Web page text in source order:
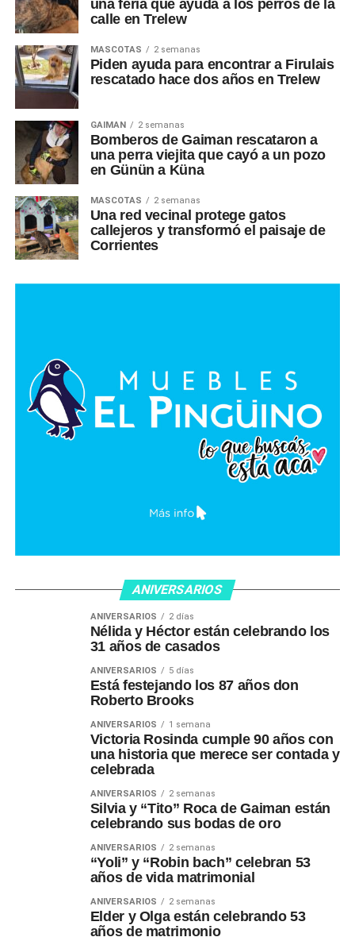
una feria que ayuda a los perros de la
calle en Trelew
MASCOTAS 2 semanas
Piden ayuda para encontrar a Firulais
rescatado hace dos años en Trelew
GAIMAN 2 semanas
Bomberos de Gaiman rescataron a
una perra viejita que cayó a un pozo
en Günün a Küna
MASCOTAS 2 semanas
Una red vecinal protege gatos
callejeros y transformó el paisaje de
Corrientes
ANIVERSARIOS
ANIVERSARIOS 2 días
Nélida y Héctor están celebrando los
31 años de casados
ANIVERSARIOS 5 días
Está festejando los 87 años don
Roberto Brooks
ANIVERSARIOS 1 semana
Victoria Rosinda cumple 90 años con
una historia que merece ser contada y
celebrada
ANIVERSARIOS 2 semanas
Silvia y “Tito” Roca de Gaiman están
celebrando sus bodas de oro
ANIVERSARIOS 2 semanas
“Yoli” y “Robin bach” celebran 53
años de vida matrimonial
ANIVERSARIOS 2 semanas
Elder y Olga están celebrando 53
años de matrimonio